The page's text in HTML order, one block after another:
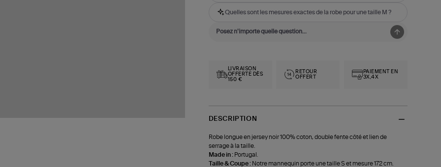
Quelles sont les mesures exactes de la robe pour une taille M ?
LIVRAISON
OFFERTE DÈS
150 €
RETOUR
OFFERT
PAIEMENT EN
3X,4X
DESCRIPTION
Robe longue en jersey noir 100% coton, double fente côté et lien de
serrage à la taille.
Made in : Portugal.
Taille & Coupe : Notre mannequin porte une taille S et mesure 172 cm.